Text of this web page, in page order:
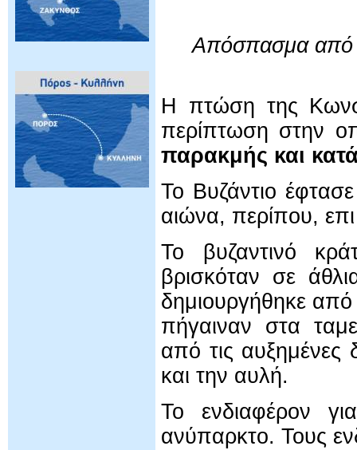
Απόσπασμα
Η πτώση της
περίπτωση στην
παρακμής και
Το Βυζάντιο
αιώνα, περίπου,
Το βυζαντινό
βρισκόταν σε
δημιουργήθηκε
πήγαιναν στα
από τις αυξημένες
και την αυλή.
Το ενδιαφέρον
ανύπαρκτο. Τους